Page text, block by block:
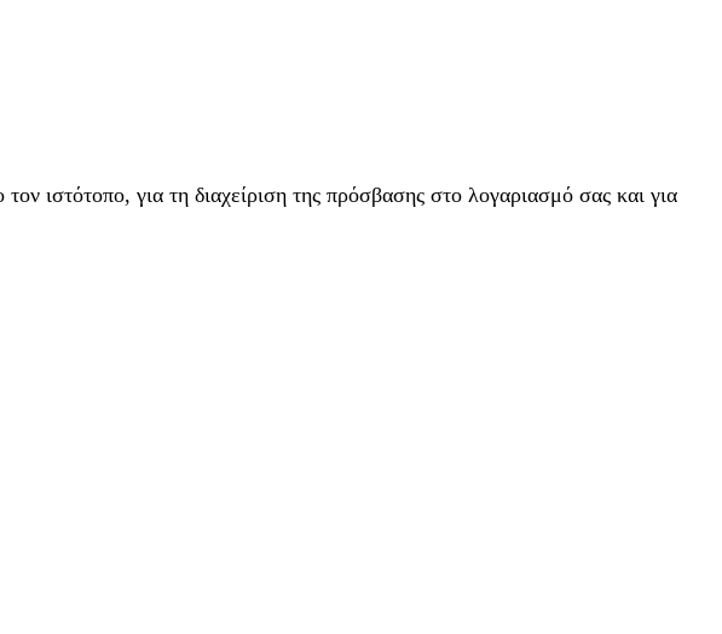
ιστότοπο, για τη διαχείριση της πρόσβασης στο λογαριασμό σας και για